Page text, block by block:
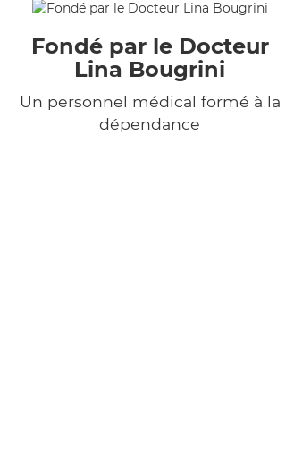
Fondé par le Docteur
Lina Bougrini
Un personnel médical formé à la
dépendance